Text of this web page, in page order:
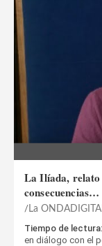
La Ilíada, relato
consecuencias…
La
Tiempo de
en diálogo con el